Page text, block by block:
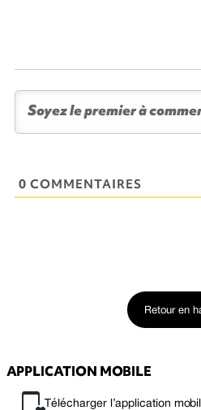
0 COMMENTAIRES
Retour en
APPLICATION MOBILE
Télécharger l’application